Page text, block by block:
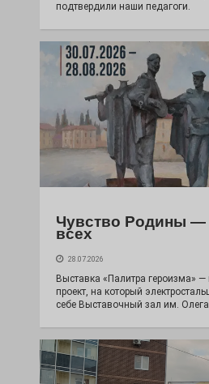
подтвердили наши педагоги.
Чувство Родины —
всех
28.07.2026
Выставка «Палитра героизма»
проект, на который
себе Выставочный зал им.